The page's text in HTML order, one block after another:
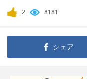
2 8181
シェア